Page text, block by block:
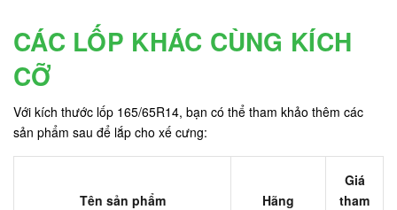
CÁC LỐP KHÁC CÙNG KÍCH
CỠ
Với kích thước lốp 165/65R14, bạn có thể tham khảo thêm các
sản phẩm sau để lắp cho xế cưng:
Tên sản phẩm Hãng
Giá
tham